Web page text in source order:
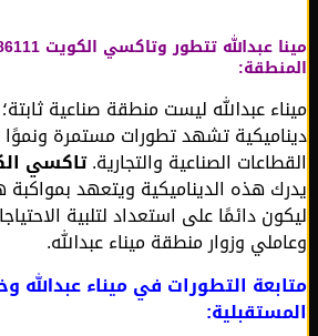
عبدالله ليست منطقة صناعية ثابتة؛
تشهد تطورات مستمرة ونموًا
الصناعية والتجارية.تاكسي الكويت
هذه الديناميكية ويتعهد بمواكبة هذا
دائمًا على استعداد لتلبية الاحتياجات
وزوار منطقة ميناء عبدالله.
التطورات في ميناء عبدالله